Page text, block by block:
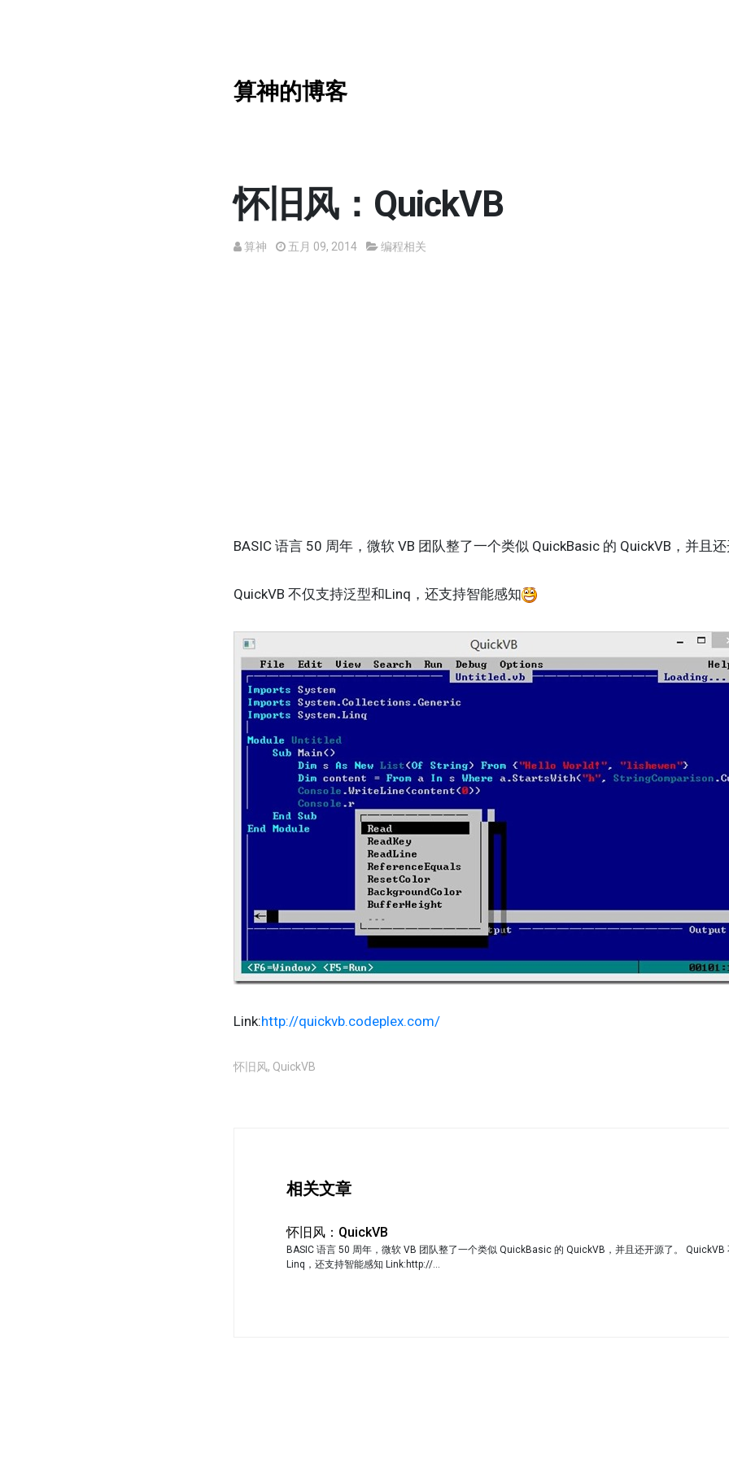
算神的博客
怀旧风：QuickVB
算神 五月 09, 2014 编程相关
BASIC 语言 50 周年，微软 VB 团队整了一个类似 QuickBasic 的 QuickVB，并且还
QuickVB 不仅支持泛型和Linq，还支持智能感知
Link:http://quickvb.codeplex.com/
怀旧风, QuickVB
相关文章
怀旧风：QuickVB
BASIC 语言 50 周年，微软 VB 团队整了一个类似 QuickBasic 的 QuickVB，并且还开源了。 QuickVB
Linq，还支持智能感知 Link:http://...